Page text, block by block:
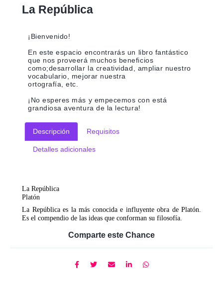
La República
¡Bienvenido!
En este espacio encontrarás un libro fantástico
que nos proveerá muchos beneficios
como;desarrollar la creatividad, ampliar nuestro
vocabulario, mejorar nuestra
ortografía, etc.
¡No esperes más y empecemos con está
grandiosa aventura de la lectura!
Descripción Requisitos
Detalles adicionales
La República
Platón
La República es la más conocida e influyente obra de Platón.
Es el compendio de las ideas que conforman su filosofía.
Comparte este Chance